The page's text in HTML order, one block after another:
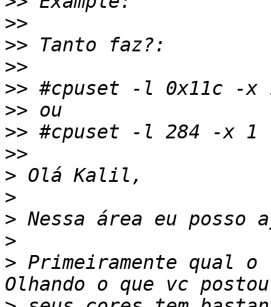
>>
>>
>>
>>
>>
>>
>>
>
>
>
>
> Primeiramente qual o